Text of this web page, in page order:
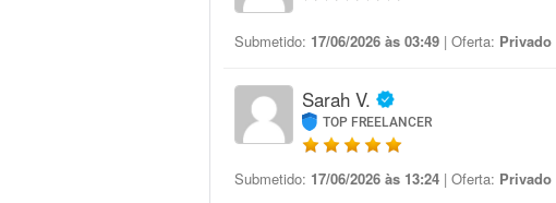
Submetido: 17/06/2026 às 03:49 | Oferta: Privado
Sarah V.
TOP FREELANCER
Submetido: 17/06/2026 às 13:24 | Oferta: Privado